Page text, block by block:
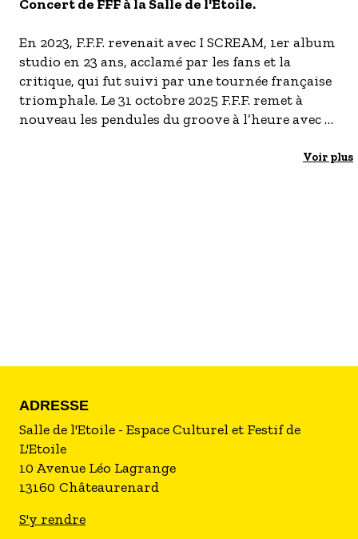
Concert de FFF à la Salle de l'Etoile.
En 2023, F.F.F. revenait avec I SCREAM, 1er album
studio en 23 ans, acclamé par les fans et la
critique, qui fut suivi par une tournée française
triomphale. Le 31 octobre 2025 F.F.F. remet à
nouveau les pendules du groove à l’heure avec U
Voir plus
ADRESSE
Salle de l'Etoile - Espace Culturel et Festif de
L'Etoile
10 Avenue Léo Lagrange
13160 Châteaurenard
S'y rendre